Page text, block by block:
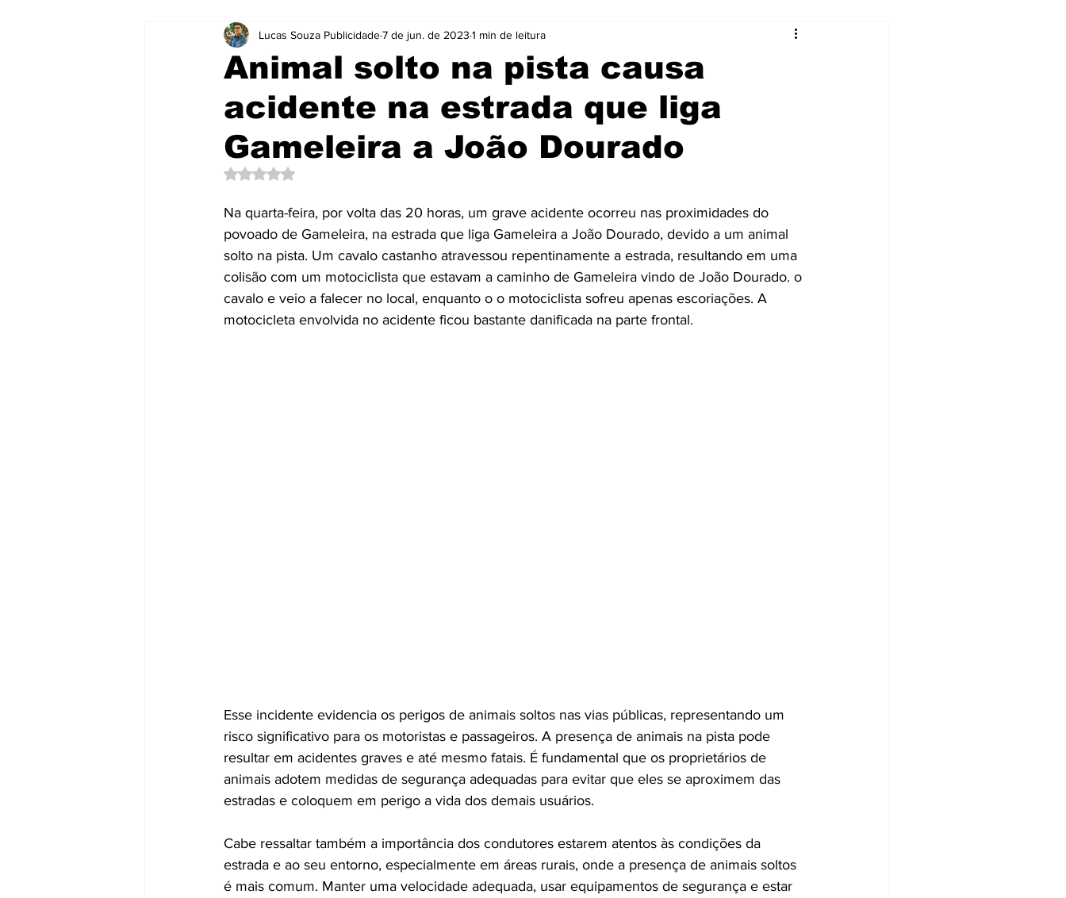
Notícias Brasil Cidades Coluna Concursos
Curtas e Rápidas Educação Emprego Enquete Eventos Fotos
Mensagens Mundo
Publicidade e Eventos. Saúde Tecnologia Videos
Animal solto na pista causa
acidente na estrada que liga
Gameleira a João Dourado
Lucas Souza Publicidade7 de jun. de 2023 1 min de leitura
Avaliado com NaN de 5 estrelas.
Na quarta-feira, por volta das 20 horas, um grave acidente ocorreu nas proximidades do
povoado de Gameleira, na estrada que liga Gameleira a João Dourado, devido a um animal
solto na pista. Um cavalo castanho atravessou repentinamente a estrada, resultando em uma
colisão com um motociclista que estavam a caminho de Gameleira vindo de João Dourado. o
cavalo e veio a falecer no local, enquanto o o motociclista sofreu apenas escoriações. A
motocicleta envolvida no acidente ficou bastante danificada na parte frontal.
Esse incidente evidencia os perigos de animais soltos nas vias públicas, representando um
risco significativo para os motoristas e passageiros. A presença de animais na pista pode
resultar em acidentes graves e até mesmo fatais. É fundamental que os proprietários de
animais adotem medidas de segurança adequadas para evitar que eles se aproximem das
estradas e coloquem em perigo a vida dos demais usuários.
Cabe ressaltar também a importância dos condutores estarem atentos às condições da
estrada e ao seu entorno, especialmente em áreas rurais, onde a presença de animais soltos
é mais comum. Manter uma velocidade adequada, usar equipamentos de segurança e estar